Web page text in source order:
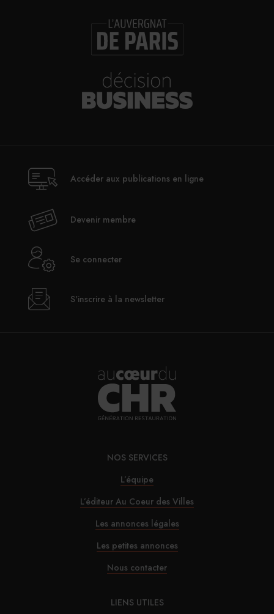
Clarence** à Paris, avant de poursuivre en BTS
Viticulture-Œnologie à Avize, en Champagne. Son
parcours l’amène en Bourgogne, en Allemagne puis à
Bordeaux où il exerce aux Sources de Caudalie ***** et
au sein des restaurants Ressources * et Vivants.
L e premier
sommeliers, les vainqueurs de chaque édition nationale
participent à un séjour de formation de quatre jours, à la
découverte de la Champagne, en compagnie des autres
gagnants internationaux.
Accéder aux publications en ligne
Devenir membre
Se connecter
S'inscrire à la newsletter
NOS SERVICES
L’équipe
L’éditeur Au Coeur des Villes
Les annonces légales
Les petites annonces
Nous contacter
LIENS UTILES